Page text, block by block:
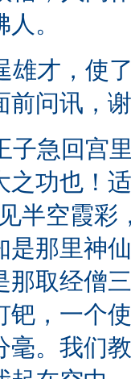
。
才，使
前问讯，
急回宫
之功也！
半空霞彩
是那里神
那取经僧
钯，一个
毫。我们